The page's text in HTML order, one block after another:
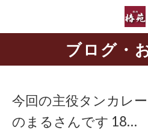
ブログ・
今回の主役タンカレ
のまるさんです 18…